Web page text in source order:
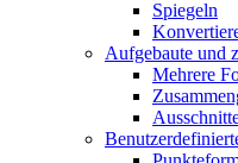
Spiegeln
Aufgebaute und
Mehrere